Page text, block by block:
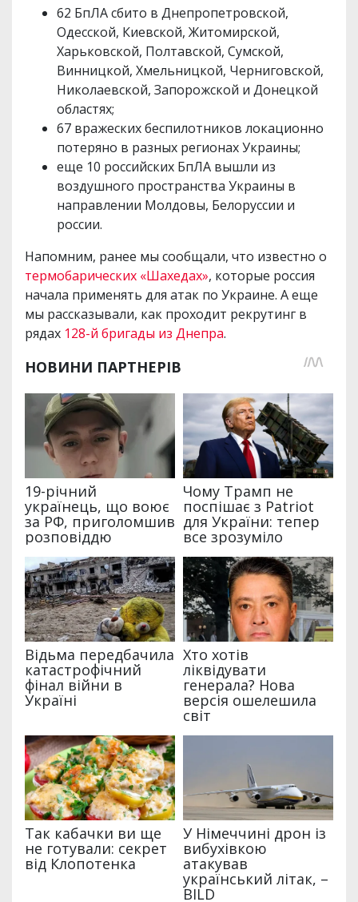
62 БпЛА сбито в Днепропетровской,
Одесской, Киевской, Житомирской,
Харьковской, Полтавской, Сумской,
Винницкой, Хмельницкой, Черниговской,
Николаевской, Запорожской и Донецкой
областях;
67 вражеских беспилотников локационно
потеряно в разных регионах Украины;
еще 10 российских БпЛА вышли из
воздушного пространства Украины в
направлении Молдовы, Белоруссии и
россии.
Напомним, ранее мы сообщали, что известно о
термобарических «Шахедах», которые россия
начала применять для атак по Украине. А еще
мы рассказывали, как проходит рекрутинг в
рядах 128-й бригады из Днепра.